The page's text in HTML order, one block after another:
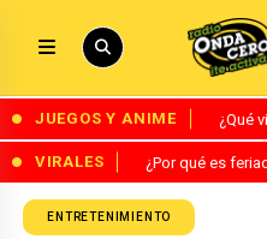
JUEGOS Y ANIME ¿Qué
VIRALES ¿Por qué es
ENTRETENIMIENTO